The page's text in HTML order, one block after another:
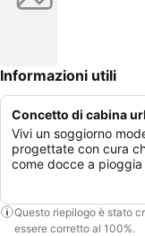
Informazioni utili
Concetto di cabina
Vivi un soggiorno
progettate con cura
come docce a
Questo riepilogo è stato
essere corretto al 100%.